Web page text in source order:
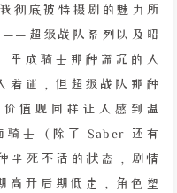
彻底被特摄剧的魅力所
——超级战队系列以及昭
平成骑士那种深沉的人
着迷，但超级战队那种
值观同样让人感到温
骑士（除了 Saber 还有
半死不活的状态，剧情
高开后期低走，角色塑